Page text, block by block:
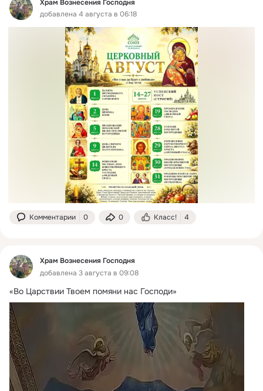
Храм Вознесения Господня
добавлена 4 августа в 06:18
Комментарии 0 0 Класс! 4
Храм Вознесения Господня
добавлена 3 августа в 09:08
«Во Царствии Твоем помяни нас Господи»